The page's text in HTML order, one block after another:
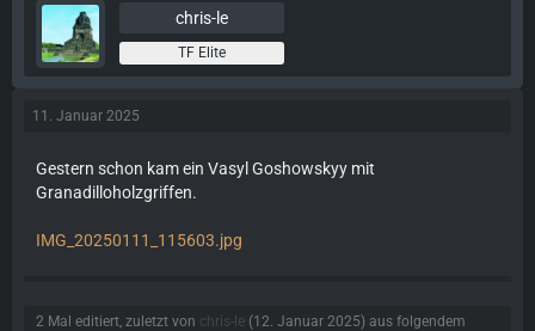
chris-le
TF Elite
11. Januar 2025
Gestern schon kam ein Vasyl Goshowskyy mit
Granadilloholzgriffen.
IMG_20250111_115603.jpg
2 Mal editiert, zuletzt von chris-le (12. Januar 2025) aus folgendem